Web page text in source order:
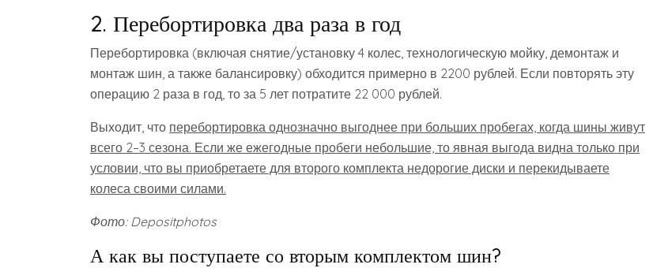
2. Перебортировка два раза в год
Перебортировка (включая снятие/установку 4 колес, технологическую мойку, демонтаж и
монтаж шин, а также балансировку) обходится примерно в 2200 рублей. Если повторять эту
операцию 2 раза в год, то за 5 лет потратите 22 000 рублей.
Выходит, что перебортировка однозначно выгоднее при больших пробегах, когда шины живут
всего 2–3 сезона. Если же ежегодные пробеги небольшие, то явная выгода видна только при
условии, что вы приобретаете для второго комплекта недорогие диски и перекидываете
колеса своими силами.
Фото: Depositphotos
А как вы поступаете со вторым комплектом шин?